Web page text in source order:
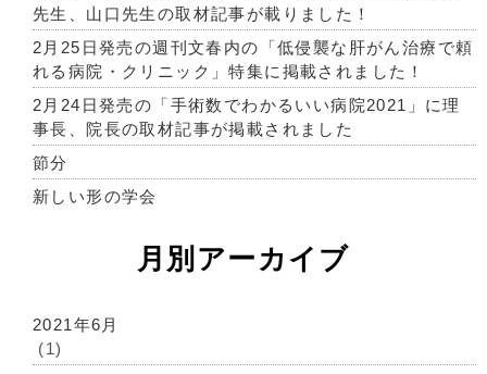
先生、山口先生の取材記事が載りました！
2月25日発売の週刊文春内の「低侵襲な肝がん治療で頼
れる病院・クリニック」特集に掲載されました！
2月24日発売の「手術数でわかるいい病院2021」に理
事長、院長の取材記事が掲載されました
節分
新しい形の学会
月別アーカイブ
2021年6月
(1)